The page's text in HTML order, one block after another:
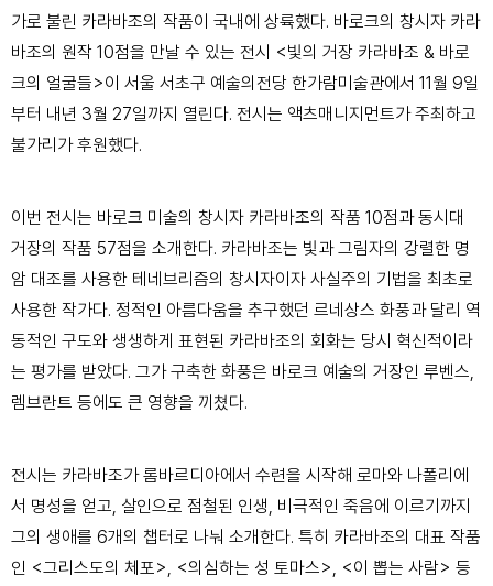
가로 불린 카라바조의 작품이 국내에 상륙했다. 바로크의 창시자 카라
바조의 원작 10점을 만날 수 있는 전시 <빛의 거장 카라바조 & 바로
크의 얼굴들>이 서울 서초구 예술의전당 한가람미술관에서 11월 9일
부터 내년 3월 27일까지 열린다. 전시는 액츠매니지먼트가 주최하고
불가리가 후원했다.
이번 전시는 바로크 미술의 창시자 카라바조의 작품 10점과 동시대
거장의 작품 57점을 소개한다. 카라바조는 빛과 그림자의 강렬한 명
암 대조를 사용한 테네브리즘의 창시자이자 사실주의 기법을 최초로
사용한 작가다. 정적인 아름다움을 추구했던 르네상스 화풍과 달리 역
동적인 구도와 생생하게 표현된 카라바조의 회화는 당시 혁신적이라
는 평가를 받았다. 그가 구축한 화풍은 바로크 예술의 거장인 루벤스,
렘브란트 등에도 큰 영향을 끼쳤다.
전시는 카라바조가 롬바르디아에서 수련을 시작해 로마와 나폴리에
서 명성을 얻고, 살인으로 점철된 인생, 비극적인 죽음에 이르기까지
그의 생애를 6개의 챕터로 나눠 소개한다. 특히 카라바조의 대표 작품
인 <그리스도의 체포>, <의심하는 성 토마스>, <이 뽑는 사람> 등